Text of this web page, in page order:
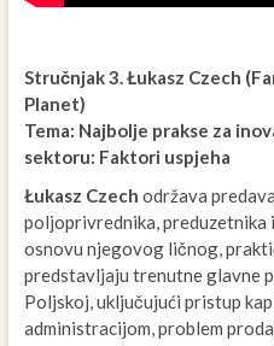
Stručnjak 3. Łukasz Czech
Planet)
Tema: Najbolje prakse za
sektoru: Faktori uspjeha
Łukasz Czech održava
poljoprivrednika, preduzetnika
osnovu njegovog ličnog,
predstavljaju trenutne glavne
Poljskoj, uključujući pristup
administracijom, problem